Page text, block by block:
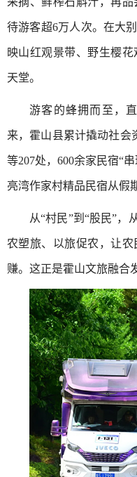
待游客超6万人次。在大
映山红观景带、野生樱
天堂。
游客的蜂拥而至，
来，霍山县累计撬动社会
等207处，600余家民宿“
亮湾作家村精品民宿从假
从“村民”到“股民”，
农塑旅、以旅促农，让
赚。这正是霍山文旅融合